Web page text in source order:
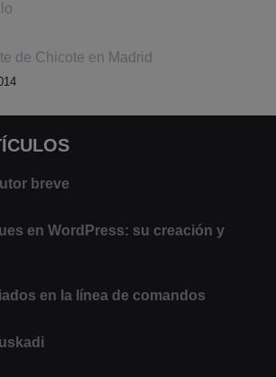
de Chicote en Madrid
breve
en WordPress: su creación y
en la línea de comandos